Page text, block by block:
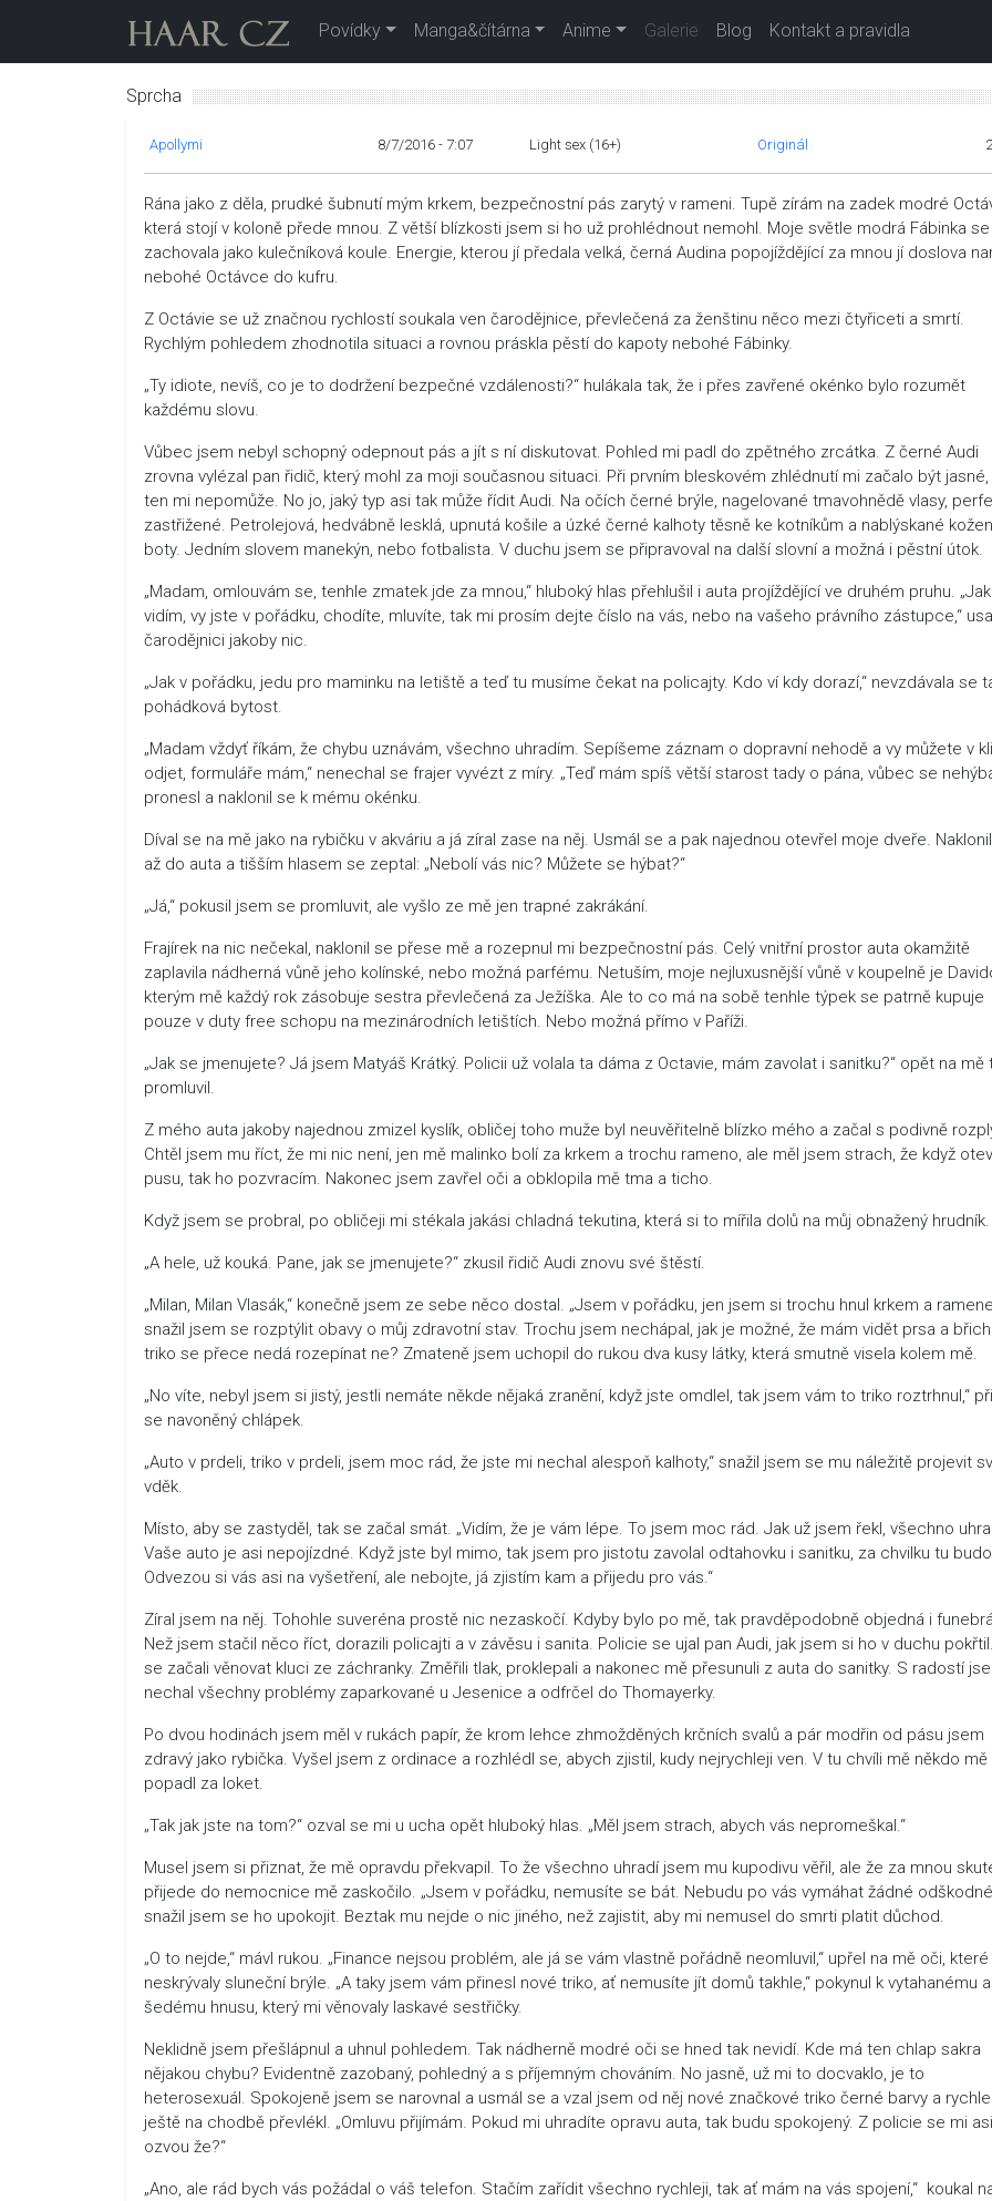
Povídky Manga&čítárna Anime Galerie Blog Kontakt a pravidla
Sprcha
Apollymi 8/7/2016 - 7:07 Light sex (16+) Originál
Rána jako z děla, prudké šubnutí mým krkem, bezpečnostní pás zarytý v rameni. Tupě zírám na zadek modré
která stojí v koloně přede mnou. Z větší blízkosti jsem si ho už prohlédnout nemohl. Moje světle modrá Fábinka se
zachovala jako kulečníková koule. Energie, kterou jí předala velká, černá Audina popojíždějící za mnou jí doslova
nebohé Octávce do kufru.
Z Octávie se už značnou rychlostí soukala ven čarodějnice, převlečená za ženštinu něco mezi čtyřiceti a smrtí.
Rychlým pohledem zhodnotila situaci a rovnou práskla pěstí do kapoty nebohé Fábinky.
„Ty idiote, nevíš, co je to dodržení bezpečné vzdálenosti?“ hulákala tak, že i přes zavřené okénko bylo rozumět
každému slovu.
Vůbec jsem nebyl schopný odepnout pás a jít s ní diskutovat. Pohled mi padl do zpětného zrcátka. Z černé Audi
zrovna vylézal pan řidič, který mohl za moji současnou situaci. Při prvním bleskovém zhlédnutí mi začalo být jasné,
ten mi nepomůže. No jo, jaký typ asi tak může řídit Audi. Na očích černé brýle, nagelované tmavohnědě vlasy,
zastřižené. Petrolejová, hedvábně lesklá, upnutá košile a úzké černé kalhoty těsně ke kotníkům a nablýskané
boty. Jedním slovem manekýn, nebo fotbalista. V duchu jsem se připravoval na další slovní a možná i pěstní útok.
„Madam, omlouvám se, tenhle zmatek jde za mnou,“ hluboký hlas přehlušil i auta projíždějící ve druhém pruhu. „Jak
vidím, vy jste v pořádku, chodíte, mluvíte, tak mi prosím dejte číslo na vás, nebo na vašeho právního zástupce,“
čarodějnici jakoby nic.
„Jak v pořádku, jedu pro maminku na letiště a teď tu musíme čekat na policajty. Kdo ví kdy dorazí,“ nevzdávala se
pohádková bytost.
„Madam vždyť říkám, že chybu uznávám, všechno uhradím. Sepíšeme záznam o dopravní nehodě a vy můžete v
odjet, formuláře mám,“ nenechal se frajer vyvézt z míry. „Teď mám spíš větší starost tady o pána, vůbec se
pronesl a naklonil se k mému okénku.
Díval se na mě jako na rybičku v akváriu a já zíral zase na něj. Usmál se a pak najednou otevřel moje dveře.
až do auta a tišším hlasem se zeptal: „Nebolí vás nic? Můžete se hýbat?“
„Já,“ pokusil jsem se promluvit, ale vyšlo ze mě jen trapné zakrákání.
Frajírek na nic nečekal, naklonil se přese mě a rozepnul mi bezpečnostní pás. Celý vnitřní prostor auta okamžitě
zaplavila nádherná vůně jeho kolínské, nebo možná parfému. Netuším, moje nejluxusnější vůně v koupelně je
kterým mě každý rok zásobuje sestra převlečená za Ježíška. Ale to co má na sobě tenhle týpek se patrně kupuje
pouze v duty free schopu na mezinárodních letištích. Nebo možná přímo v Paříži.
„Jak se jmenujete? Já jsem Matyáš Krátký. Policii už volala ta dáma z Octavie, mám zavolat i sanitku?“ opět na mě
promluvil.
Z mého auta jakoby najednou zmizel kyslík, obličej toho muže byl neuvěřitelně blízko mého a začal s podivně
Chtěl jsem mu říct, že mi nic není, jen mě malinko bolí za krkem a trochu rameno, ale měl jsem strach, že když
pusu, tak ho pozvracím. Nakonec jsem zavřel oči a obklopila mě tma a ticho.
Když jsem se probral, po obličeji mi stékala jakási chladná tekutina, která si to mířila dolů na můj obnažený hrudník.
„A hele, už kouká. Pane, jak se jmenujete?“ zkusil řidič Audi znovu své štěstí.
„Milan, Milan Vlasák,“ konečně jsem ze sebe něco dostal. „Jsem v pořádku, jen jsem si trochu hnul krkem a
snažil jsem se rozptýlit obavy o můj zdravotní stav. Trochu jsem nechápal, jak je možné, že mám vidět prsa a
triko se přece nedá rozepínat ne? Zmateně jsem uchopil do rukou dva kusy látky, která smutně visela kolem mě.
„No víte, nebyl jsem si jistý, jestli nemáte někde nějaká zranění, když jste omdlel, tak jsem vám to triko roztrhnul,“
se navoněný chlápek.
„Auto v prdeli, triko v prdeli, jsem moc rád, že jste mi nechal alespoň kalhoty,“ snažil jsem se mu náležitě projevit
vděk.
Místo, aby se zastyděl, tak se začal smát. „Vidím, že je vám lépe. To jsem moc rád. Jak už jsem řekl, všechno
Vaše auto je asi nepojízdné. Když jste byl mimo, tak jsem pro jistotu zavolal odtahovku i sanitku, za chvilku tu
Odvezou si vás asi na vyšetření, ale nebojte, já zjistím kam a přijedu pro vás.“
Zíral jsem na něj. Tohohle suveréna prostě nic nezaskočí. Kdyby bylo po mě, tak pravděpodobně objedná i
Než jsem stačil něco říct, dorazili policajti a v závěsu i sanita. Policie se ujal pan Audi, jak jsem si ho v duchu
se začali věnovat kluci ze záchranky. Změřili tlak, proklepali a nakonec mě přesunuli z auta do sanitky. S radostí
nechal všechny problémy zaparkované u Jesenice a odfrčel do Thomayerky.
Po dvou hodinách jsem měl v rukách papír, že krom lehce zhmožděných krčních svalů a pár modřin od pásu jsem
zdravý jako rybička. Vyšel jsem z ordinace a rozhlédl se, abych zjistil, kudy nejrychleji ven. V tu chvíli mě někdo mě
popadl za loket.
„Tak jak jste na tom?“ ozval se mi u ucha opět hluboký hlas. „Měl jsem strach, abych vás nepromeškal.“
Musel jsem si přiznat, že mě opravdu překvapil. To že všechno uhradí jsem mu kupodivu věřil, ale že za mnou
přijede do nemocnice mě zaskočilo. „Jsem v pořádku, nemusíte se bát. Nebudu po vás vymáhat žádné
snažil jsem se ho upokojit. Beztak mu nejde o nic jiného, než zajistit, aby mi nemusel do smrti platit důchod.
„O to nejde,“ mávl rukou. „Finance nejsou problém, ale já se vám vlastně pořádně neomluvil,“ upřel na mě oči, které
neskrývaly sluneční brýle. „A taky jsem vám přinesl nové triko, ať nemusíte jít domů takhle,“ pokynul k vytahanému a
šedému hnusu, který mi věnovaly laskavé sestřičky.
Neklidně jsem přešlápnul a uhnul pohledem. Tak nádherně modré oči se hned tak nevidí. Kde má ten chlap sakra
nějakou chybu? Evidentně zazobaný, pohledný a s příjemným chováním. No jasně, už mi to docvaklo, je to
heterosexuál. Spokojeně jsem se narovnal a usmál se a vzal jsem od něj nové značkové triko černé barvy a
ještě na chodbě převlékl. „Omluvu přijímám. Pokud mi uhradíte opravu auta, tak budu spokojený. Z policie se mi asi
ozvou že?“
„Ano, ale rád bych vás požádal o váš telefon. Stačím zařídit všechno rychleji, tak ať mám na vás spojení,“ koukal